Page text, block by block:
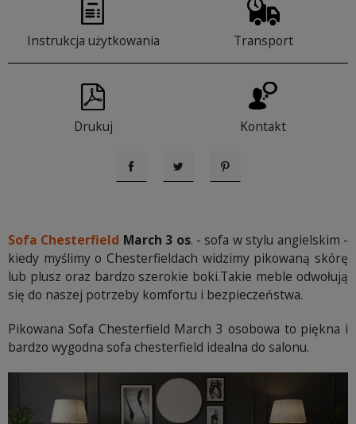
Instrukcja użytkowania Transport
Drukuj Kontakt
UdostępnijTweetujPinterest
Sofa Chesterfield March 3 os. - sofa w stylu angielskim -
kiedy myślimy o Chesterfieldach widzimy pikowaną skórę
lub plusz oraz bardzo szerokie boki.Takie meble odwołują
się do naszej potrzeby komfortu i bezpieczeństwa.
Pikowana Sofa Chesterfield March 3 osobowa to piękna i
bardzo wygodna sofa chesterfield idealna do salonu.